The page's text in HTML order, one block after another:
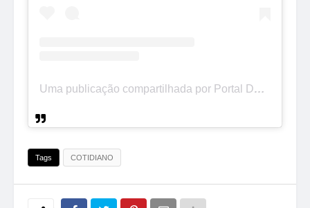
Uma publicação compartilhada por Portal Destaque Toledo (@destaque.toledo)
Tags COTIDIANO